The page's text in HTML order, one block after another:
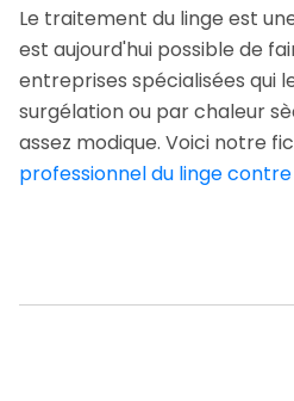
Le traitement du linge est
est aujourd'hui possible de
entreprises spécialisées qui
surgélation ou par chaleur
assez modique. Voici notre
professionnel du linge